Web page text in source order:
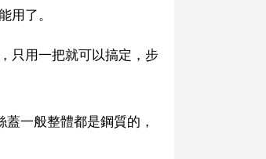
用了。
只用一把就可以搞定，步
一般整體都是鋼質的，